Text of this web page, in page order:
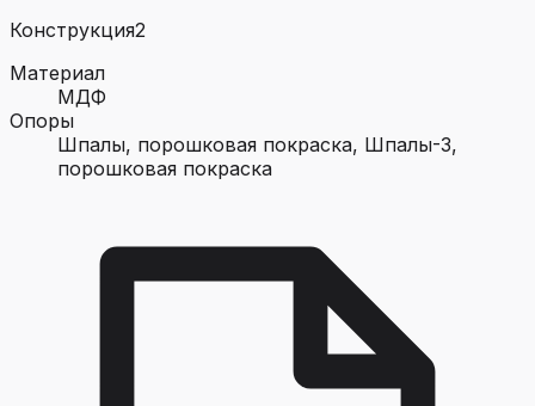
Конструкция2
Материал
МДФ
Опоры
Шпалы, порошковая покраска, Шпалы-3,
порошковая покраска